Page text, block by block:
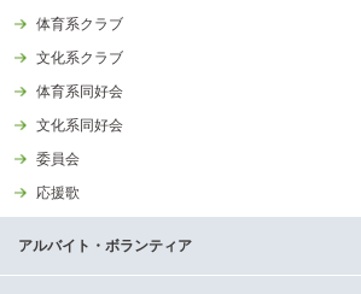
体育系クラブ
文化系クラブ
体育系同好会
文化系同好会
委員会
応援歌
アルバイト・ボランティア